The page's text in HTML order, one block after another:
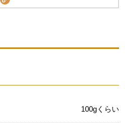
100gくらい